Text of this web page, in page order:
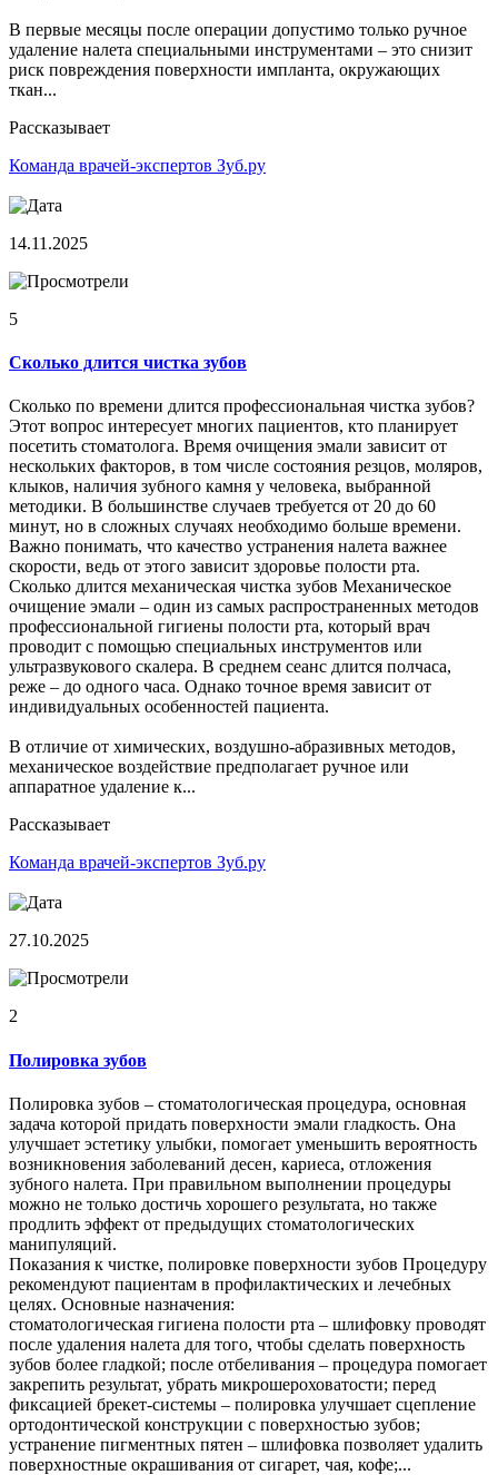
В первые месяцы после операции допустимо только ручное
удаление налета специальными инструментами – это снизит
риск повреждения поверхности импланта, окружающих
ткан...
Рассказывает
Команда врачей-экспертов Зуб.ру
14.11.2025
5
Сколько длится чистка зубов
Сколько по времени длится профессиональная чистка зубов?
Этот вопрос интересует многих пациентов, кто планирует
посетить стоматолога. Время очищения эмали зависит от
нескольких факторов, в том числе состояния резцов, моляров,
клыков, наличия зубного камня у человека, выбранной
методики. В большинстве случаев требуется от 20 до 60
минут, но в сложных случаях необходимо больше времени.
Важно понимать, что качество устранения налета важнее
скорости, ведь от этого зависит здоровье полости рта.
Сколько длится механическая чистка зубов Механическое
очищение эмали – один из самых распространенных методов
профессиональной гигиены полости рта, который врач
проводит с помощью специальных инструментов или
ультразвукового скалера. В среднем сеанс длится полчаса,
реже – до одного часа. Однако точное время зависит от
индивидуальных особенностей пациента.
В отличие от химических, воздушно-абразивных методов,
механическое воздействие предполагает ручное или
аппаратное удаление к...
Рассказывает
Команда врачей-экспертов Зуб.ру
27.10.2025
2
Полировка зубов
Полировка зубов – стоматологическая процедура, основная
задача которой придать поверхности эмали гладкость. Она
улучшает эстетику улыбки, помогает уменьшить вероятность
возникновения заболеваний десен, кариеса, отложения
зубного налета. При правильном выполнении процедуры
можно не только достичь хорошего результата, но также
продлить эффект от предыдущих стоматологических
манипуляций.
Показания к чистке, полировке поверхности зубов Процедуру
рекомендуют пациентам в профилактических и лечебных
целях. Основные назначения:
стоматологическая гигиена полости рта – шлифовку проводят
после удаления налета для того, чтобы сделать поверхность
зубов более гладкой; после отбеливания – процедура помогает
закрепить результат, убрать микрошероховатости; перед
фиксацией брекет-системы – полировка улучшает сцепление
ортодонтической конструкции с поверхностью зубов;
устранение пигментных пятен – шлифовка позволяет удалить
поверхностные окрашивания от сигарет, чая, кофе;...